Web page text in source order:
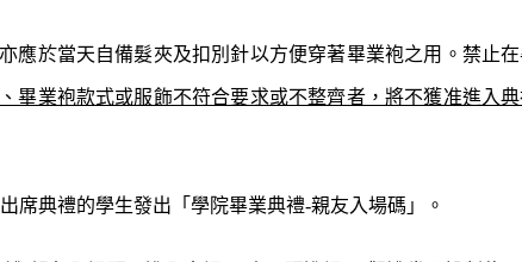
應於當天自備髮夾及扣別針以方便穿著畢業袍之用。 禁止
畢業袍款式或服飾不符合要求或不整齊者，將不獲准進入
席典禮的學生發出「 學院畢業典禮-親友入場碼 」。